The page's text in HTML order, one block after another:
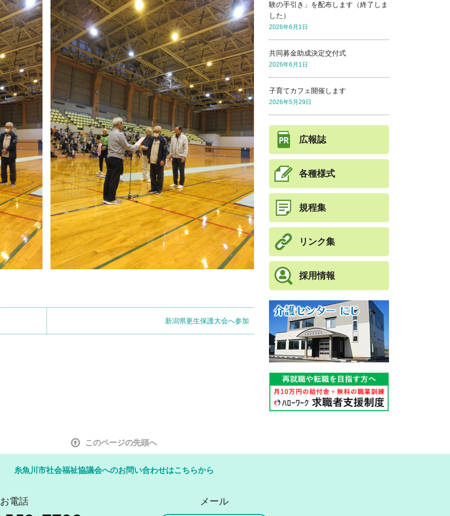
新潟県更生保護大会へ参加
験の手引き」を配布します（終了しま
した）
2026年6月1日
共同募金助成決定交付式
2026年6月1日
子育てカフェ開催します
2026年5月29日
広報誌
各種様式
規程集
リンク集
採用情報
このページの先頭へ
糸魚川市社会福祉協議会へのお問い合わせはこちらから
お電話 メール